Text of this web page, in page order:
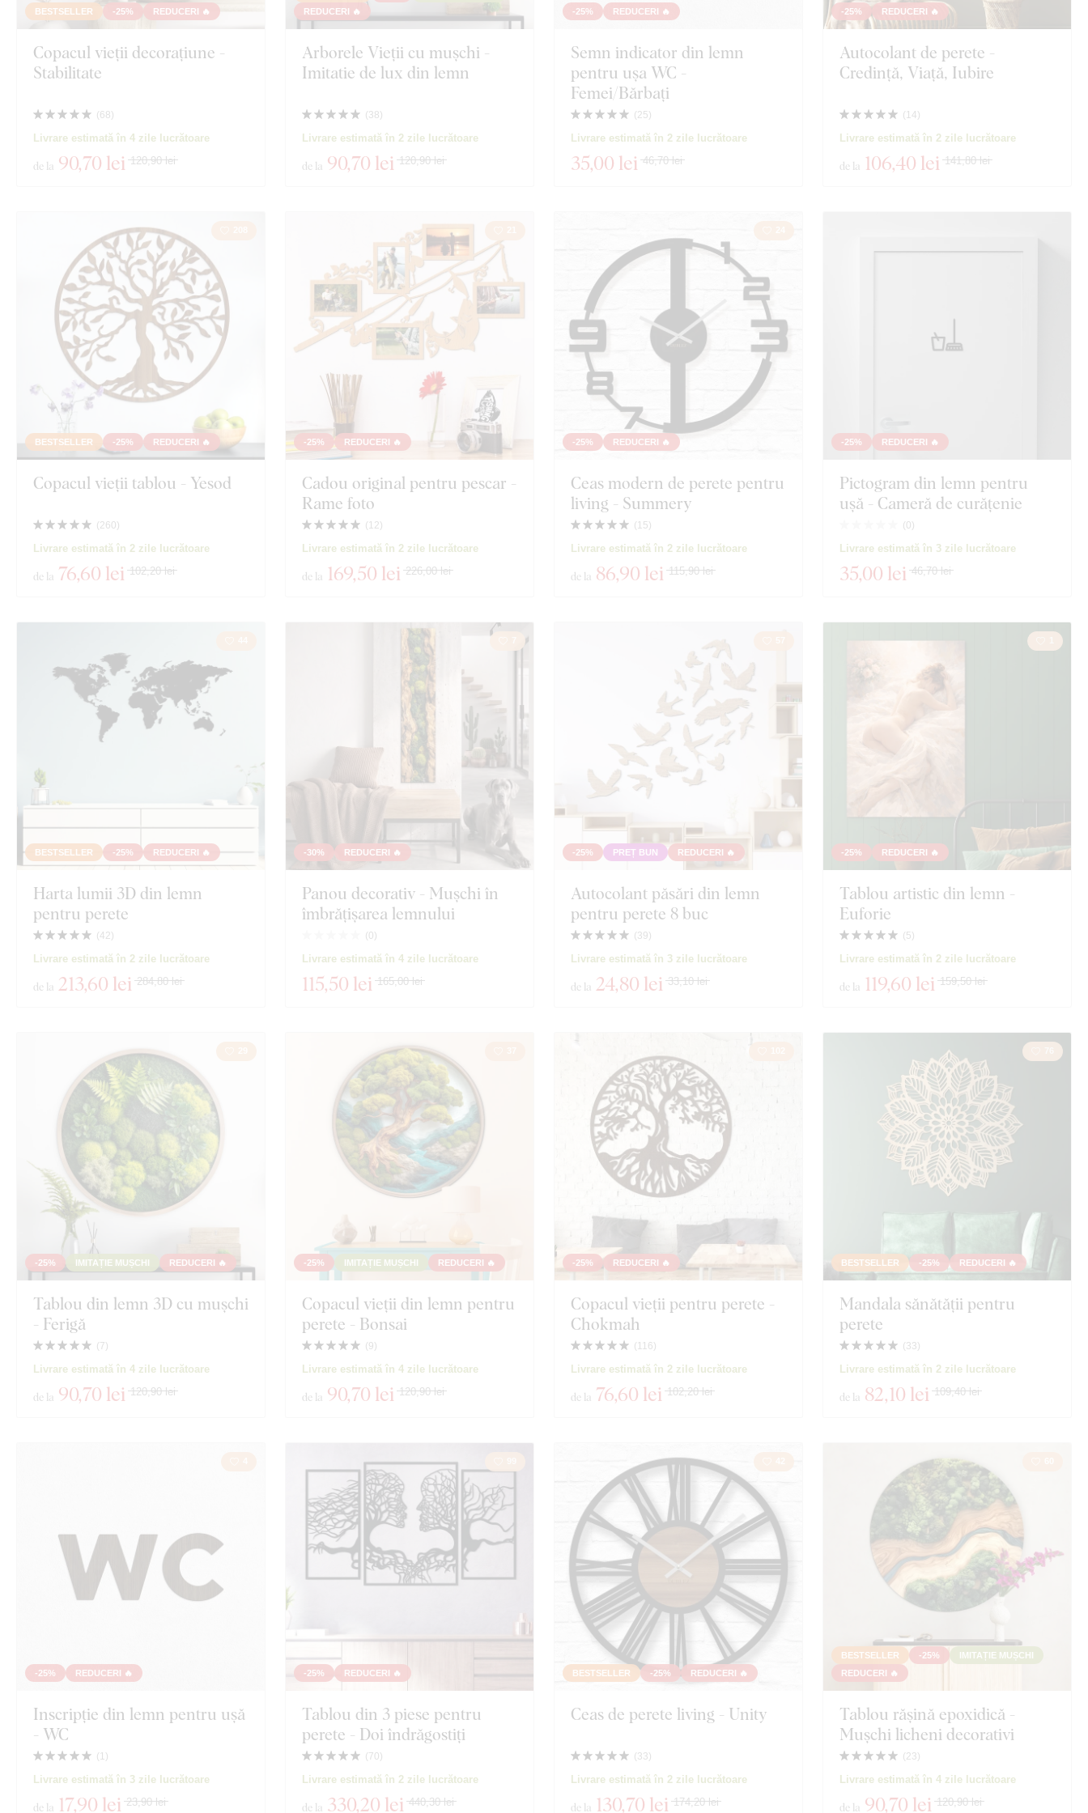
Tehnologia producției
Exclusivitate
Adâncime
Față Coroană Animal
Motivație Marină Motociclete
Mâncare și băuturi
BESTSELLER -25% REDUCERI 🔥
Copacul vieții decorațiune -
Stabilitate
(68)
Livrare estimată în 4 zile lucrătoare
de la 90,70 lei 120,90 lei
REDUCERI 🔥
Arborele Vieții cu mușchi -
Imitatie de lux din lemn
(38)
Livrare estimată în 2 zile lucrătoare
de la 90,70 lei 120,90 lei
-25% REDUCERI 🔥
Semn indicator din lemn
pentru ușa WC -
Femei/Bărbați
(25)
Livrare estimată în 2 zile lucrătoare
35,00 lei 46,70 lei
-25% REDUCERI 🔥
Autocolant de perete -
Credință, Viață, Iubire
( 14)
Livrare estimată în 2 zile lucrătoare
de la 106,40 lei 141,80 lei
BESTSELLER -25% REDUCERI 🔥
Copacul vieții tablou - Yesod
(260)
Livrare estimată în 2 zile lucrătoare
de la 76,60 lei 102,20 lei
-25% REDUCERI 🔥
Cadou original pentru pescar -
Rame foto
( 12)
Livrare estimată în 2 zile lucrătoare
de la 169,50 lei 226,00 lei
-25% REDUCERI 🔥
Ceas modern de perete pentru
living - Summery
( 15)
Livrare estimată în 2 zile lucrătoare
de la 86,90 lei 115,90 lei
-25% REDUCERI 🔥
Pictogram din lemn pentru
ușă - Cameră de curățenie
(0)
Livrare estimată în 3 zile lucrătoare
35,00 lei 46,70 lei
BESTSELLER -25% REDUCERI 🔥
Harta lumii 3D din lemn
pentru perete
(42)
Livrare estimată în 2 zile lucrătoare
de la 213,60 lei 284,80 lei
-30% REDUCERI 🔥
Panou decorativ - Mușchi în
îmbrățișarea lemnului
(0)
Livrare estimată în 4 zile lucrătoare
115,50 lei 165,00 lei
-25% PREȚ BUN REDUCERI 🔥
Autocolant păsări din lemn
pentru perete 8 buc
(39)
Livrare estimată în 3 zile lucrătoare
de la 24,80 lei 33,10 lei
-25% REDUCERI 🔥
Tablou artistic din lemn -
Euforie
(5)
Livrare estimată în 2 zile lucrătoare
de la 119,60 lei 159,50 lei
-25% IMITAȚIE MUȘCHI REDUCERI 🔥
Tablou din lemn 3D cu mușchi
- Ferigă
(7)
Livrare estimată în 4 zile lucrătoare
de la 90,70 lei 120,90 lei
-25% IMITAȚIE MUȘCHI REDUCERI 🔥
Copacul vieții din lemn pentru
perete - Bonsai
(9)
Livrare estimată în 4 zile lucrătoare
de la 90,70 lei 120,90 lei
-25% REDUCERI 🔥
Copacul vieții pentru perete -
Chokmah
( 116)
Livrare estimată în 2 zile lucrătoare
de la 76,60 lei 102,20 lei
BESTSELLER -25% REDUCERI 🔥
Mandala sănătății pentru
perete
(33)
Livrare estimată în 2 zile lucrătoare
de la 82,10 lei 109,40 lei
-25% REDUCERI 🔥
Inscripție din lemn pentru ușă
- WC
( 1 )
Livrare estimată în 3 zile lucrătoare
de la 17,90 lei 23,90 lei
-25% REDUCERI 🔥
Tablou din 3 piese pentru
perete - Doi îndrăgostiți
(70)
Livrare estimată în 2 zile lucrătoare
de la 330,20 lei 440,30 lei
BESTSELLER -25% REDUCERI 🔥
Ceas de perete living - Unity
(33)
Livrare estimată în 2 zile lucrătoare
de la 130,70 lei 174,20 lei
BESTSELLER -25%
IMITAȚIE MUȘCHI
REDUCERI 🔥
Tablou rășină epoxidică -
Mușchi licheni decorativi
(23)
Livrare estimată în 4 zile lucrătoare
de la 90,70 lei 120,90 lei